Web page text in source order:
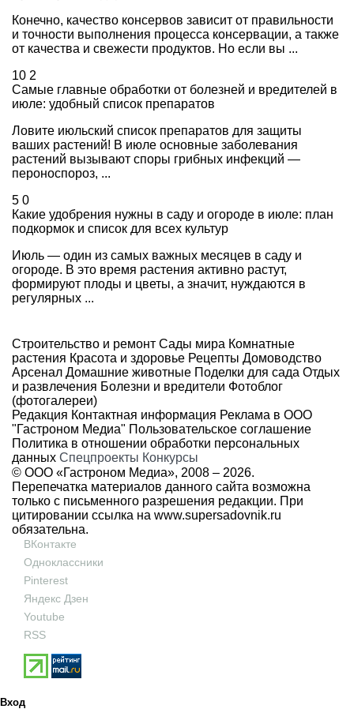
Конечно, качество консервов зависит от правильности
и точности выполнения процесса консервации, а также
от качества и свежести продуктов. Но если вы ...
10 2
Самые главные обработки от болезней и вредителей в
июле: удобный список препаратов
Ловите июльский список препаратов для защиты
ваших растений! В июле основные заболевания
растений вызывают споры грибных инфекций —
пероноспороз, ...
5 0
Какие удобрения нужны в саду и огороде в июле: план
подкормок и список для всех культур
Июль — один из самых важных месяцев в саду и
огороде. В это время растения активно растут,
формируют плоды и цветы, а значит, нуждаются в
регулярных ...
Строительство и ремонт Сады мира Комнатные
растения Красота и здоровье Рецепты Домоводство
Арсенал Домашние животные Поделки для сада Отдых
и развлечения Болезни и вредители Фотоблог
(фотогалереи)
Редакция Контактная информация Реклама в ООО
"Гастроном Медиа" Пользовательское соглашение
Политика в отношении обработки персональных
данных Спецпроекты Конкурсы
© ООО «Гастроном Медиа», 2008 – 2026.
Перепечатка материалов данного сайта возможна
только с письменного разрешения редакции. При
цитировании ссылка на www.supersadovnik.ru
обязательна.
ВКонтакте
Одноклассники
Pinterest
Яндекс Дзен
Youtube
RSS
Вход